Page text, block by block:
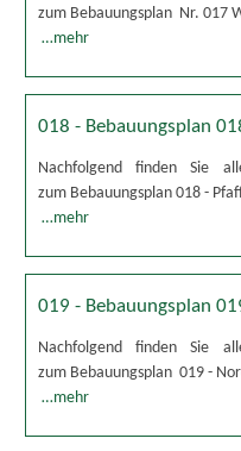
zum Bebauungsplan Nr. 017
…mehr
018 - Bebauungsplan
Nachfolgend finden Sie
zum Bebauungsplan 018 -
…mehr
019 - Bebauungsplan
Nachfolgend finden Sie
zum Bebauungsplan 019 -
…mehr